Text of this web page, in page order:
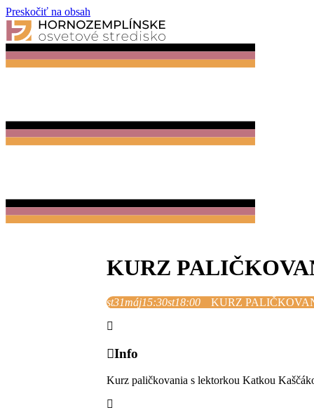
Preskočiť na obsah
KURZ
st31máj15:30st18:00 KURZ
Info
Kurz paličkovania s lektorkou Katkou